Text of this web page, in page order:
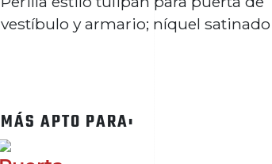
vestíbulo y armario; níquel satinado
MÁS APTO PARA: